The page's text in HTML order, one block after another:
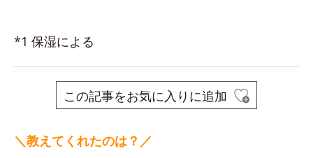
*1 保湿による
この記事をお気に入りに追加
＼教えてくれたのは？／